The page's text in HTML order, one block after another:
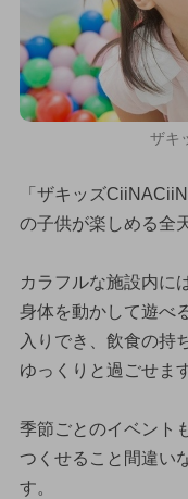
ザキ
「ザキッズ
の子供が楽しめる全
カラフルな施設内に
身体を動かして遊べ
入りでき、飲食の持
ゆっくりと過ごせま
季節ごとのイベント
つくせること間違い
す。